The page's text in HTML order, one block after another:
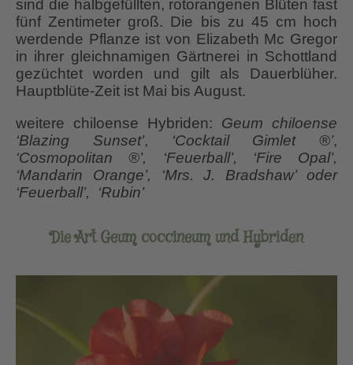
sind die halbgefüllten, rotorangenen Blüten fast
fünf Zentimeter groß. Die bis zu 45 cm hoch
werdende Pflanze ist von Elizabeth Mc Gregor
in ihrer gleichnamigen Gärtnerei in Schottland
gezüchtet worden und gilt als Dauerblüher.
Hauptblüte-Zeit ist Mai bis August.
weitere chiloense Hybriden: Geum chiloense
‘Blazing Sunset’, ‘Cocktail Gimlet ®’,
‘Cosmopolitan ®’, ‘Feuerball’, ‘Fire Opal’,
‘Mandarin Orange’, ‘Mrs. J. Bradshaw’ oder
‘Feuerball’, ‘Rubin’
Die Art Geum coccineum und Hybriden